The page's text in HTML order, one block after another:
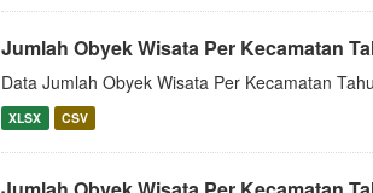
Jumlah Obyek Wisata Per Kecamatan
Data Jumlah Obyek Wisata Per Kecamatan
XLSX CSV